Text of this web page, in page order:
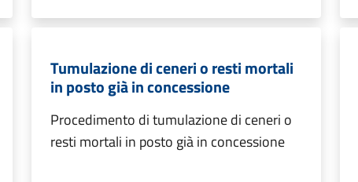
Tumulazione di ceneri o resti mortali
in posto già in concessione
Procedimento di tumulazione di ceneri o
resti mortali in posto già in concessione